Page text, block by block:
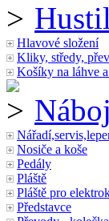
Hlavové složení
Kliky, středy,
Košíky na láhve
Nosiče a koše
Pedály
Pláště
Pláště pro
Představce